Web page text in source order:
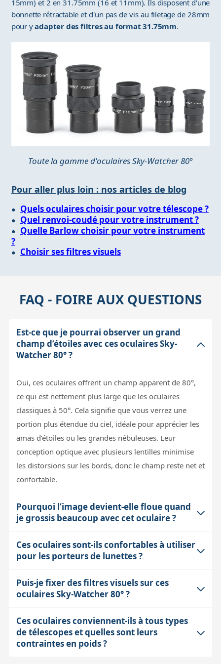
15mm) et 2 en 31.75mm (16 et 11mm). Ils disposent d'une
bonnette rétractable et d'un pas de vis au filetage de 28mm
pour yadapter des filtres au format 31.75mm.
Toute la gamme d'oculaires Sky-Watcher 80°
Pour aller plus loin : nos articles de blog
Quels oculaires choisir pour votre télescope ?
Quel renvoi-coudé pour votre instrument ?
Quelle Barlow choisir pour votre instrument
?
Choisir ses filtres visuels
FAQ - FOIRE AUX QUESTIONS
Est-ce que je pourrai observer un grand
champ d’étoiles avec ces oculaires Sky-
Watcher 80° ?
Oui, ces oculaires offrent un champ apparent de 80°,
ce qui est nettement plus large que les oculaires
classiques à 50°. Cela signifie que vous verrez une
portion plus étendue du ciel, idéale pour apprécier les
amas d’étoiles ou les grandes nébuleuses. Leur
conception optique avec plusieurs lentilles minimise
les distorsions sur les bords, donc le champ reste net et
confortable.
Pourquoi l’image devient-elle floue quand
je grossis beaucoup avec cet oculaire ?
La netteté à fort grossissement dépend de plusieurs
facteurs : la turbulence atmosphérique limite la
de votre instrument fixe une limite physique. Même le
meilleur oculaire ne peut compenser cela. De plus, un
grossissement trop élevé diminue la luminosité de
l’image et amplifie les défauts optiques et de mise au
point, ce qui peut donner une image floue ou instable.
Ces oculaires sont-ils confortables à utiliser
pour les porteurs de lunettes ?
Oui, ils proposent un relief d’œil d’au moins 14 mm, ce
qui signifie que vous pouvez observer sans avoir à
porteurs de lunettes, qui peuvent ainsi garder leurs
lunettes et profiter pleinement du champ large et
Puis-je fixer des filtres visuels sur ces
oculaires Sky-Watcher 80° ?
Absolument. Ces oculaires disposent d’un filetage
standard de 28 mm permettant de visser des filtres au
format 31.75 mm. C’est une option très pratique pour
Ces oculaires conviennent-ils à tous types
de télescopes et quelles sont leurs
contraintes en poids ?